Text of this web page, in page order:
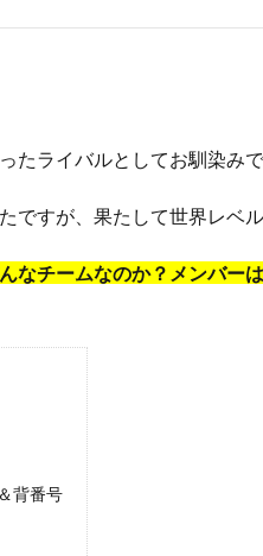
たライバルとしてお馴染みで
ですが、果たして世界レベ
なチームなのか？メンバー
背番号